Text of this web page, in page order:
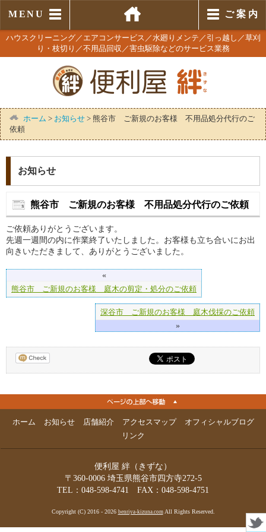
MENU ご 案 内
ハウスクリーニング／エアコンサービス／水廻りメンテ／引っ越し／草刈
り・枝切り／不用品回収／害虫駆除などのサービス業務
ホーム > お知らせ > 熊谷市 ご新規のお客様 不用品処分代行のご
依頼
お知らせ
熊谷市 ご新規のお客様 不用品処分代行のご依頼
ご依頼ありがとうございます。
先週一週間の内に作業終了いたしました。お客様も立ち合いにお出
向きいただきまして、ありがとうございました。
«
熊谷市 ご新規のお客様 庭木の剪定・処分のご依頼
深谷市 ご新規のお客様 庭木伐採のご依頼
»
ホーム お知らせ 店舗紹介 アクセスマップ
オフィシャルブログ
リンク
便利屋 絆（きずな）
〒360-0006 埼玉県熊谷市四方寺272-5
TEL：048-598-4741 FAX：048-598-4751
Copyright (C) 2016 - 2026 benriya-kizuna.comAll Rights Reserved.